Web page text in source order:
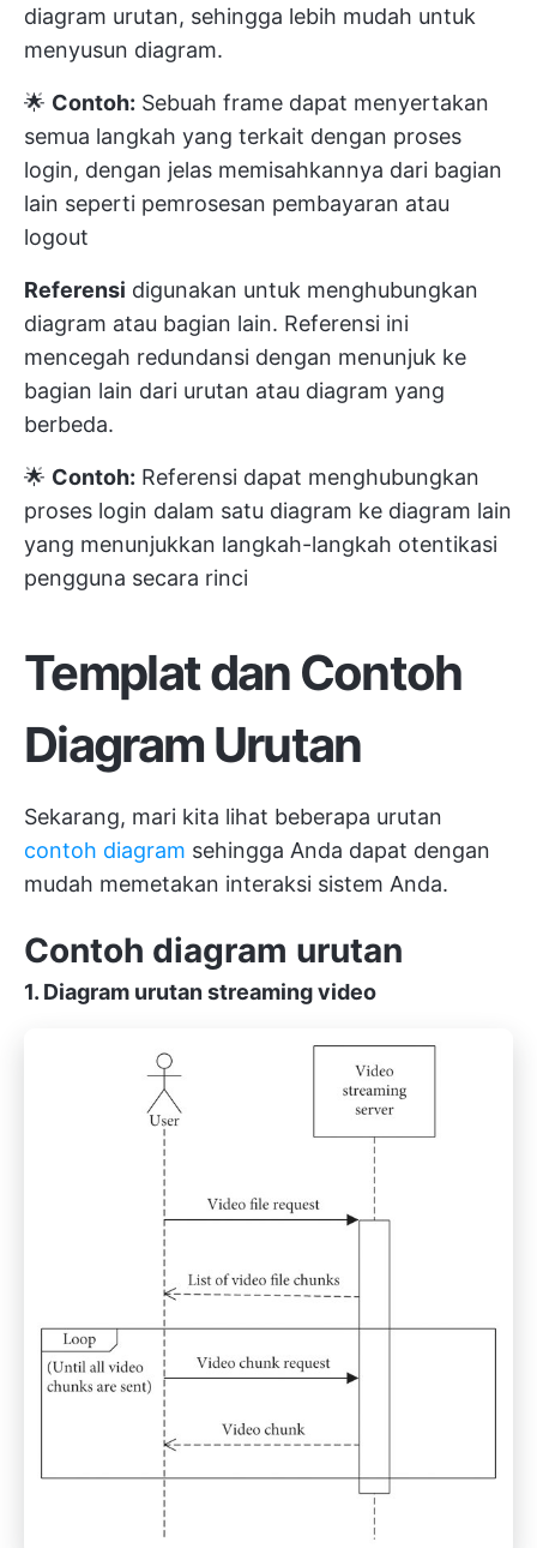
diagram urutan, sehingga lebih mudah untuk
menyusun diagram.
🌟 Contoh: Sebuah frame dapat menyertakan
semua langkah yang terkait dengan proses
login, dengan jelas memisahkannya dari bagian
lain seperti pemrosesan pembayaran atau
logout
Referensi digunakan untuk menghubungkan
diagram atau bagian lain. Referensi ini
mencegah redundansi dengan menunjuk ke
bagian lain dari urutan atau diagram yang
berbeda.
🌟 Contoh: Referensi dapat menghubungkan
proses login dalam satu diagram ke diagram lain
yang menunjukkan langkah-langkah otentikasi
pengguna secara rinci
Templat dan Contoh
Diagram Urutan
Sekarang, mari kita lihat beberapa urutan
contoh diagram sehingga Anda dapat dengan
mudah memetakan interaksi sistem Anda.
Contoh diagram urutan
1. Diagram urutan streaming video